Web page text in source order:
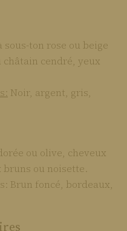
sous-ton rose ou beige
cendré, yeux
Noir, argent, gris,
ou olive, cheveux
bruns ou noisette.
Brun foncé, bordeaux,